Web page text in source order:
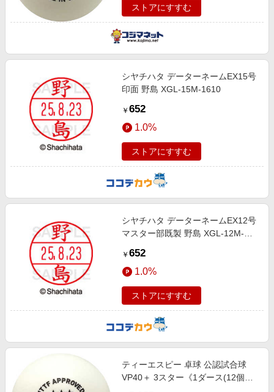
ストアにすすむ
シヤチハタ データーネームEX15号
印面 野島 XGL-15M-1610
￥ 652
1.0%
ストアにすすむ
シヤチハタ データーネームEX12号
マスター部既製 野島 XGL-12M-
￥ 652
1.0%
ストアにすすむ
ティーエスピー 卓球 公認試合球
VP40＋ 3スター《1ダース(12個入